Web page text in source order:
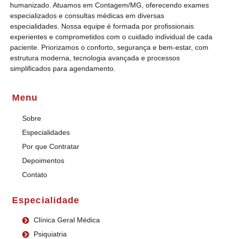
humanizado. Atuamos em Contagem/MG, oferecendo exames
especializados e consultas médicas em diversas
especialidades. Nossa equipe é formada por profissionais
experientes e comprometidos com o cuidado individual de cada
paciente. Priorizamos o conforto, segurança e bem-estar, com
estrutura moderna, tecnologia avançada e processos
simplificados para agendamento.
Menu
Sobre
Especialidades
Por que Contratar
Depoimentos
Contato
Especialidade
Clínica Geral Médica
Psiquiatria